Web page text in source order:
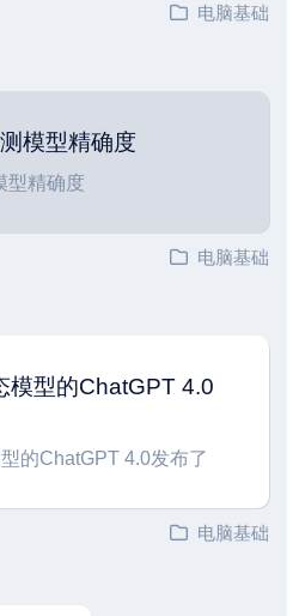
电脑基础
模型精确度
型精确度
电脑基础
模型的ChatGPT 4.0
的ChatGPT 4.0发布了
电脑基础